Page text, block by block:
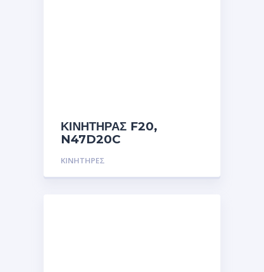
ΚΙΝΗΤΗΡΑΣ F20,
N47D20C
ΚΙΝΗΤΗΡΕΣ